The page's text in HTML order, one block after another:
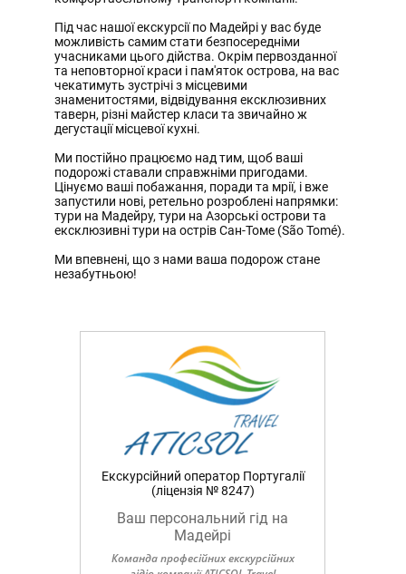
Під час нашої екскурсії по Мадейрі у вас буде
можливість самим стати безпосередніми
учасниками цього дійства. Окрім первозданної
та неповторної краси і пам'яток острова, на вас
чекатимуть зустрічі з місцевими
знаменитостями, відвідування ексклюзивних
таверн, різні майстер класи та звичайно ж
дегустації місцевої кухні.
Ми постійно працюємо над тим, щоб ваші
подорожі ставали справжніми пригодами.
Цінуємо ваші побажання, поради та мрії, і вже
запустили нові, ретельно розроблені напрямки:
тури на Мадейру, тури на Азорські острови та
ексклюзивні тури на острів Сан-Томе (São Tomé).
Ми впевнені, що з нами ваша подорож стане
незабутньою!
Екскурсійний оператор Португалії
(ліцензія № 8247)
Ваш персональний гід на
Мадейрі
Команда професійних екскурсійних